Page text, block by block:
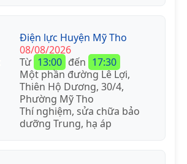
Điện lực Huyện Mỹ Tho
08/08/2026
Từ 13:00 đến 17:30
Một phần đường Lê Lợi,
Thiên Hộ Dương, 30/4,
Phường Mỹ Tho
Thí nghiệm, sửa chữa bảo
dưỡng Trung, hạ áp